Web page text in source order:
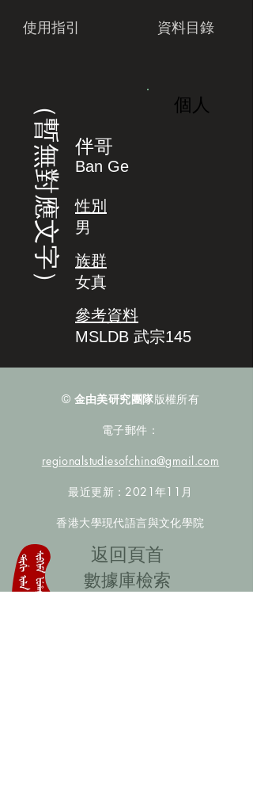
使用指引 資料目錄
（暫無對應文字） 個人
伴哥
Ban Ge
性別
男
族群
女真
參考資料
MSLDB 武宗145
© 金由美研究團隊版權所有
電子郵件：
regionalstudiesofchina@gmail.com
最近更新：2021年11月
香港大學現代語言與文化學院
​返回頁首
數據庫檢索